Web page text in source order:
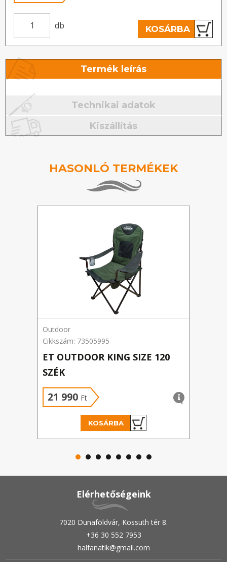
db KOSÁRBA
Termék leírás
Technikai adatok
Kiszállítás
HASONLÓ TERMÉKEK
Outdoor
Cikkszám: 73505995
ET OUTDOOR KING SIZE 120
SZÉK
21 990 Ft
KOSÁRBA
Elérhetőségeink
7020 Dunaföldvár, Kossuth tér 8.
+36 30 552 7953
halfanatik@gmail.com